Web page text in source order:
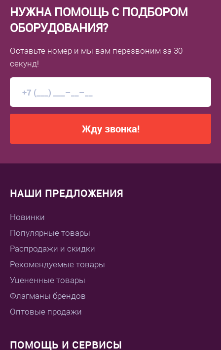
НУЖНА ПОМОЩЬ С ПОДБОРОМ
ОБОРУДОВАНИЯ?
Оставьте номер и мы вам перезвоним за 30
секунд!
Жду звонка!
НАШИ ПРЕДЛОЖЕНИЯ
Новинки
Популярные товары
Распродажи и скидки
Рекомендуемые товары
Уцененные товары
Флагманы брендов
Оптовые продажи
ПОМОЩЬ И СЕРВИСЫ